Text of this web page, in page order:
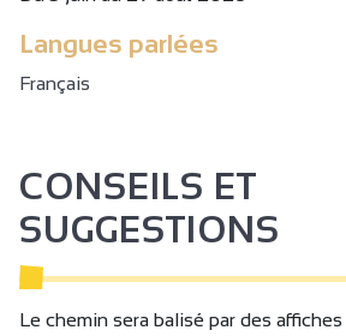
Langues parlées
Français
CONSEILS ET
SUGGESTIONS
Le chemin sera balisé par des